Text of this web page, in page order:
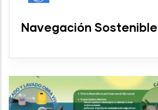
Navegación Sostenible